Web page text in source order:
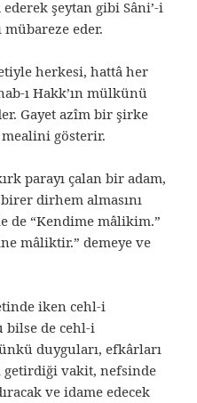
şeytan gibi Sâni’-i
eder.
herkesi, hattâ her
ı Hakk’ın mülkünü
Gayet azîm bir şirke
düşer. اِنَّ الشِّرْكَ لَظُلْمٌ عَظٖيمٌ mealini gösterir.
parayı çalan bir adam,
dirhem almasını
de “Kendime mâlikim.”
mâliktir.” demeye ve
iken cehl-i
bilse de cehl-i
duyguları, efkârları
getirdiği vakit, nefsinde
ve idame edecek